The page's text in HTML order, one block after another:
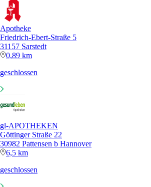
Apotheke
Friedrich-Ebert-Straße 5
31157 Sarstedt
0,89 km
geschlossen
gl-APOTHEKEN
Göttinger Straße 22
30982 Pattensen b Hannover
6,5 km
geschlossen